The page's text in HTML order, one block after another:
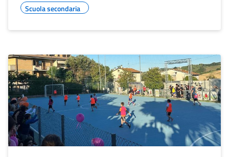
Scuola secondaria